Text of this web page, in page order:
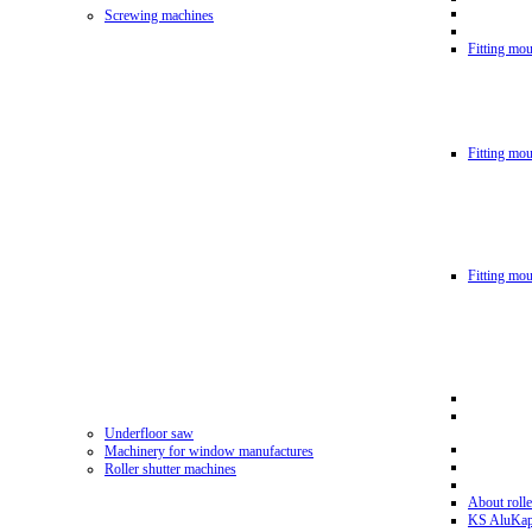
Screwing machines
Fitting
Fitting
Fitting
Underfloor saw
Machinery for window manufactures
Roller shutter machines
About
KS